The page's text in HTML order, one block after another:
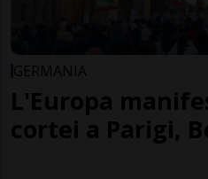
GERMANIA
L'Europa
cortei a Parigi,